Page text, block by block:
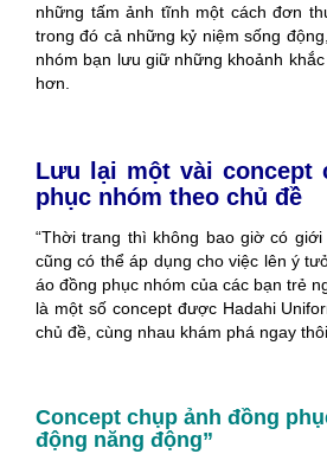
những tấm ảnh tĩnh một cách đơn
trong đó cả những kỷ niệm sống
nhóm bạn lưu giữ những khoảnh
hơn.
Lưu lại một vài concept
phục nhóm theo chủ đề
“Thời trang thì không bao giờ có
cũng có thể áp dụng cho việc lên ý
áo đồng phục nhóm của các bạn trẻ
là một số concept được Hadahi
chủ đề, cùng nhau khám phá ngay
Concept chụp ảnh đồng
động năng động”